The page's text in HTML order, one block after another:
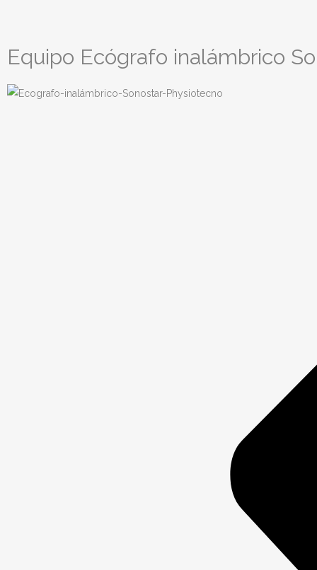
Equipo Ecógrafo inalámbrico